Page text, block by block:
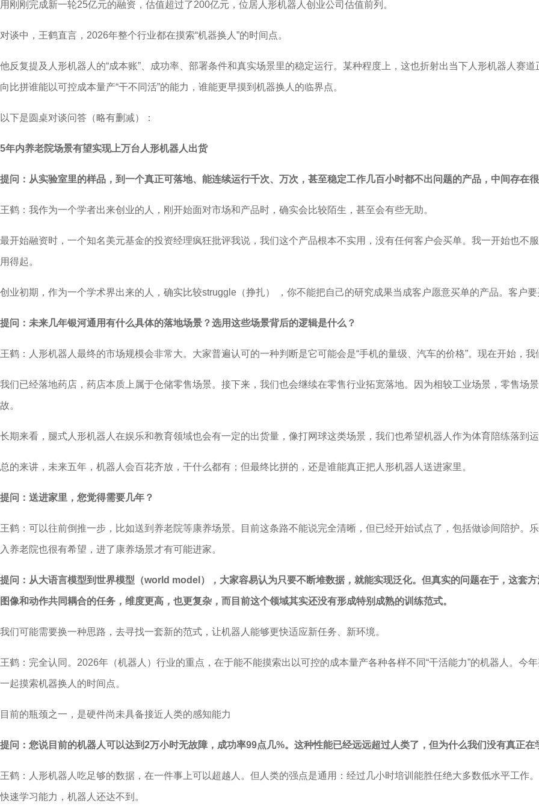
用刚刚完成新一轮25亿元的融资，估值超过了200亿元，位居人形机器人创业公司估值前列。
对谈中，王鹤直言，2026年整个行业都在摸索“机器换人”的时间点。
他反复提及人形机器人的“成本账”、成功率、部署条件和真实场景里的稳定运行。某种程度上，这也折射出当下人形机器人赛
向比拼谁能以可控成本量产“干不同活”的能力，谁能更早摸到机器换人的临界点。
以下是圆桌对谈问答（略有删减）：
5年内养老院场景有望实现上万台人形机器人出货
提问：从实验室里的样品，到一个真正可落地、能连续运行千次、万次，甚至稳定工作几百小时都不出问题的产品，中间存在
王鹤：我作为一个学者出来创业的人，刚开始面对市场和产品时，确实会比较陌生，甚至会有些无助。
最开始融资时，一个知名美元基金的投资经理疯狂批评我说，我们这个产品根本不实用，没有任何客户会买单。我一开始也不
用得起。
创业初期，作为一个学术界出来的人，确实比较struggle（挣扎） ，你不能把自己的研究成果当成客户愿意买单的产品。客户
提问：未来几年银河通用有什么具体的落地场景？选用这些场景背后的逻辑是什么？
王鹤：人形机器人最终的市场规模会非常大。大家普遍认可的一种判断是它可能会是“手机的量级、汽车的价格”。现在开始，
我们已经落地药店，药店本质上属于仓储零售场景。接下来，我们也会继续在零售行业拓宽落地。因为相较工业场景，零售场
故。
长期来看，腿式人形机器人在娱乐和教育领域也会有一定的出货量，像打网球这类场景，我们也希望机器人作为体育陪练落到
总的来讲，未来五年，机器人会百花齐放，干什么都有；但最终比拼的，还是谁能真正把人形机器人送进家里。
提问：送进家里，您觉得需要几年？
王鹤：可以往前倒推一步，比如送到养老院等康养场景。目前这条路不能说完全清晰，但已经开始试点了，包括做诊间陪护。
入养老院也很有希望，进了康养场景才有可能进家。
提问：从大语言模型到世界模型（world model），大家容易认为只要不断堆数据，就能实现泛化。但真实的问题在于，这套
图像和动作共同耦合的任务，维度更高，也更复杂，而目前这个领域其实还没有形成特别成熟的训练范式。
我们可能需要换一种思路，去寻找一套新的范式，让机器人能够更快适应新任务、新环境。
王鹤：完全认同。2026年（机器人）行业的重点，在于能不能摸索出以可控的成本量产各种各样不同“干活能力”的机器人。今
一起摸索机器换人的时间点。
目前的瓶颈之一，是硬件尚未具备接近人类的感知能力
提问：您说目前的机器人可以达到2万小时无故障，成功率99点几%。这种性能已经远远超过人类了，但为什么我们没有真正
王鹤：人形机器人吃足够的数据，在一件事上可以超越人。但人类的强点是通用：经过几小时培训能胜任绝大多数低水平工作
快速学习能力，机器人还达不到。